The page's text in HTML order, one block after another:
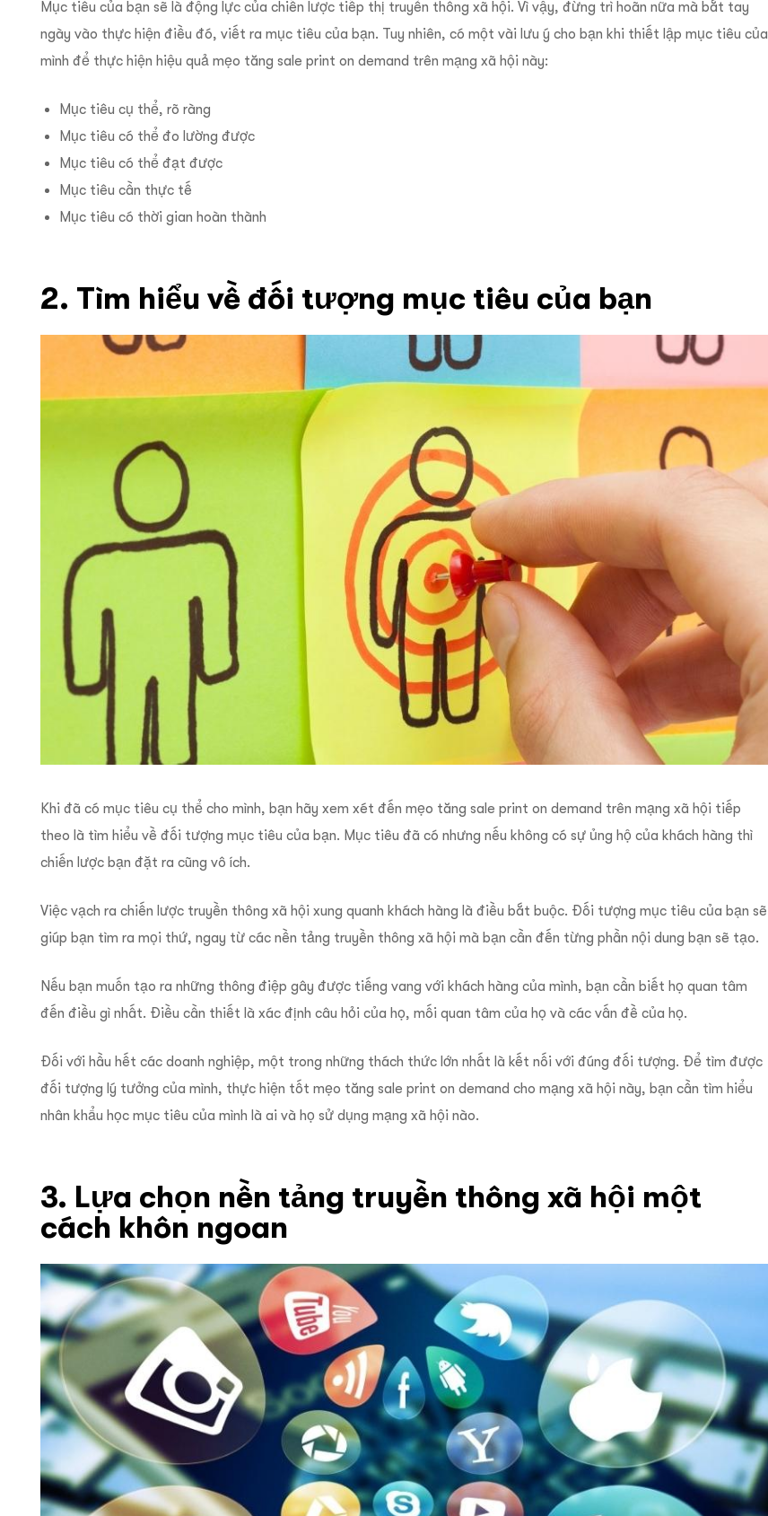
Mục tiêu của bạn sẽ là động lực của chiến lược tiếp thị truyền thông xã hội. Vì vậy, đừng trì hoãn nữa mà bắt tay
ngày vào thực hiện điều đó, viết ra mục tiêu của bạn. Tuy nhiên, có một vài lưu ý cho bạn khi thiết lập mục tiêu của
mình để thực hiện hiệu quả mẹo tăng sale print on demand trên mạng xã hội này:
Mục tiêu cụ thể, rõ ràng
Mục tiêu có thể đo lường được
Mục tiêu có thể đạt được
Mục tiêu cần thực tế
Mục tiêu có thời gian hoàn thành
2. Tìm hiểu về đối tượng mục tiêu của bạn
Khi đã có mục tiêu cụ thể cho mình, bạn hãy xem xét đến mẹo tăng sale print on demand trên mạng xã hội tiếp
theo là tìm hiểu về đối tượng mục tiêu của bạn. Mục tiêu đã có nhưng nếu không có sự ủng hộ của khách hàng thì
chiến lược bạn đặt ra cũng vô ích.
Việc vạch ra chiến lược truyền thông xã hội xung quanh khách hàng là điều bắt buộc. Đối tượng mục tiêu của bạn sẽ
giúp bạn tìm ra mọi thứ, ngay từ các nền tảng truyền thông xã hội mà bạn cần đến từng phần nội dung bạn sẽ tạo.
Nếu bạn muốn tạo ra những thông điệp gây được tiếng vang với khách hàng của mình, bạn cần biết họ quan tâm
đến điều gì nhất. Điều cần thiết là xác định câu hỏi của họ, mối quan tâm của họ và các vấn đề của họ.
Đối với hầu hết các doanh nghiệp, một trong những thách thức lớn nhất là kết nối với đúng đối tượng. Để tìm được
đối tượng lý tưởng của mình, thực hiện tốt mẹo tăng sale print on demand cho mạng xã hội này, bạn cần tìm hiểu
nhân khẩu học mục tiêu của mình là ai và họ sử dụng mạng xã hội nào.
3. Lựa chọn nền tảng truyền thông xã hội một
cách khôn ngoan